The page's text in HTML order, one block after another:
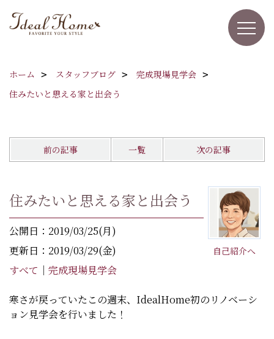
ホーム スタッフブログ
完成現場見学会
住みたいと思える家と出会う
前の記事 一覧 次の記事
自己紹介へ
住みたいと思える家と出会う
公開日：2019/03/25(月)
更新日：2019/03/29(金)
すべて ｜ 完成現場見学会
寒さが戻っていたこの週末、IdealHome初のリノベーシ
ョン見学会を行いました！